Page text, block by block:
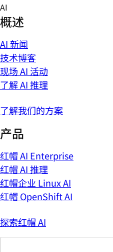
Skip
to
content
AI
概述
AI 新闻
技术博客
现场 AI 活动
了解 AI 推理
了解我们的方案
产品
红帽 AI Enterprise
红帽 AI 推理
红帽企业 Linux AI
红帽 OpenShift AI
探索红帽 AI